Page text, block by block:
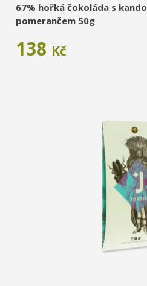
67% hořká čokoláda s
pomerančem 50g
138 Kč